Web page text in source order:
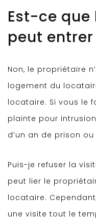
Est-ce
peut entrer
Non, le propriétaire
logement du
locataire. Si vous le
plainte pour
d’un an de prison
Puis-je refuser la
peut lier le
locataire.
une visite tout le